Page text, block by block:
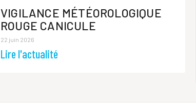
VIGILANCE MÉTÉOROLOGIQUE
ROUGE CANICULE
22 juin 2026
Lire l'actualité